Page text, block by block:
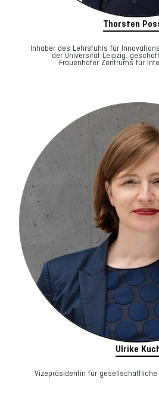
Thorsten
Inhaber des Lehrstuhls für
der Universität Leipzig,
Frauenhofer Zentrums für
Ulrike
Vizepräsidentin für